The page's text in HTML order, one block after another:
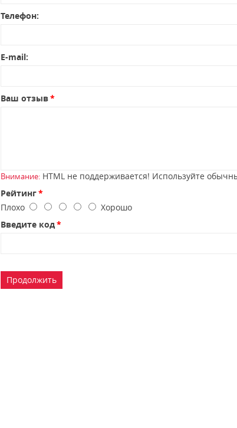
Телефон:
E-mail:
Ваш отзыв
Внимание: HTML не поддерживается! Используйте
Рейтинг
Плохо
Хорошо
Введите код
Продолжить